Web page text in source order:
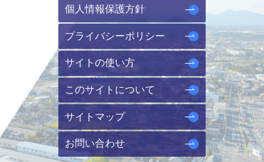
個人情報保護方針
プライバシーポリシー
サイトの使い方
このサイトについて
サイトマップ
お問い合わせ